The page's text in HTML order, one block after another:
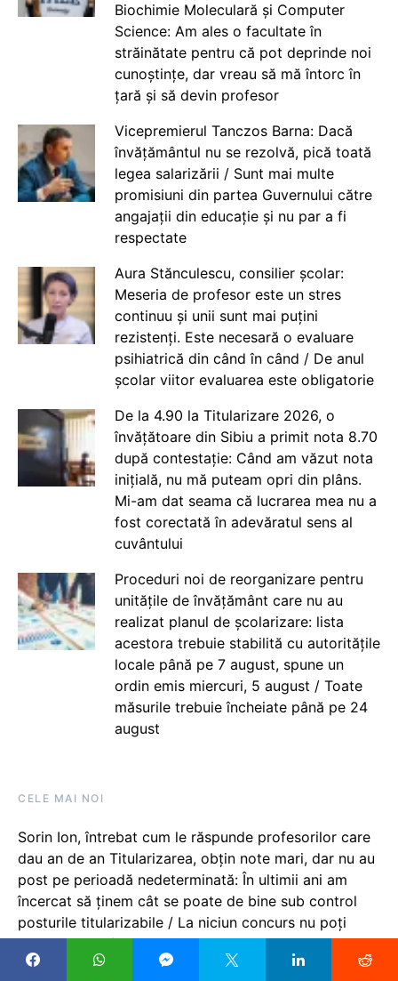
Biochimie Moleculară și Computer
Science: Am ales o facultate în
străinătate pentru că pot deprinde noi
cunoștințe, dar vreau să mă întorc în
țară și să devin profesor
Vicepremierul Tanczos Barna: Dacă
învățământul nu se rezolvă, pică toată
legea salarizării / Sunt mai multe
promisiuni din partea Guvernului către
angajații din educație și nu par a fi
respectate
Aura Stănculescu, consilier școlar:
Meseria de profesor este un stres
continuu și unii sunt mai puțini
rezistenți. Este necesară o evaluare
psihiatrică din când în când / De anul
școlar viitor evaluarea este obligatorie
De la 4.90 la Titularizare 2026, o
învățătoare din Sibiu a primit nota 8.70
după contestație: Când am văzut nota
inițială, nu mă puteam opri din plâns.
Mi-am dat seama că lucrarea mea nu a
fost corectată în adevăratul sens al
cuvântului
Proceduri noi de reorganizare pentru
unitățile de învățământ care nu au
realizat planul de școlarizare: lista
acestora trebuie stabilită cu autoritățile
locale până pe 7 august, spune un
ordin emis miercuri, 5 august / Toate
măsurile trebuie încheiate până pe 24
august
CELE MAI NOI
Sorin Ion, întrebat cum le răspunde profesorilor care
dau an de an Titularizarea, obțin note mari, dar nu au
post pe perioadă nedeterminată: În ultimii ani am
încercat să ținem cât se poate de bine sub control
posturile titularizabile / La niciun concurs nu poți
garanta de la început asigurarea unui post